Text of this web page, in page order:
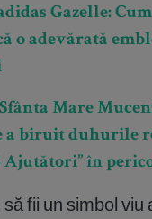
Gazelle:
o adevărată
Mare
a biruit duhurile
Ajutători” în
fii un simbol viu